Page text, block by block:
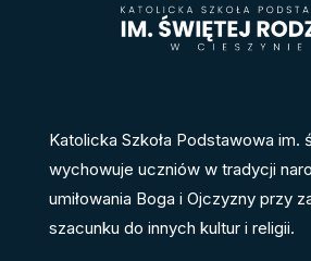
Katolicka Szkoła Podstawowa im.
wychowuje uczniów w tradycji
umiłowania Boga i Ojczyzny przy
szacunku do innych kultur i religii.